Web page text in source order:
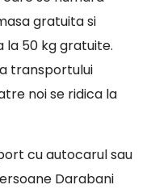
gratuita si
la 50 kg gratuite.
transportului
noi se ridica la
cu autocarul sau
Darabani